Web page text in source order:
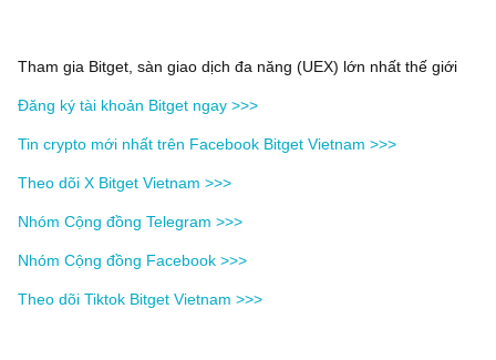
Tham gia Bitget, sàn giao dịch đa năng (UEX) lớn nhất thế giới
Đăng ký tài khoản Bitget ngay >>>
Tin crypto mới nhất trên Facebook Bitget Vietnam >>>
Theo dõi X Bitget Vietnam >>>
Nhóm Cộng đồng Telegram >>>
Nhóm Cộng đồng Facebook >>>
Theo dõi Tiktok Bitget Vietnam >>>